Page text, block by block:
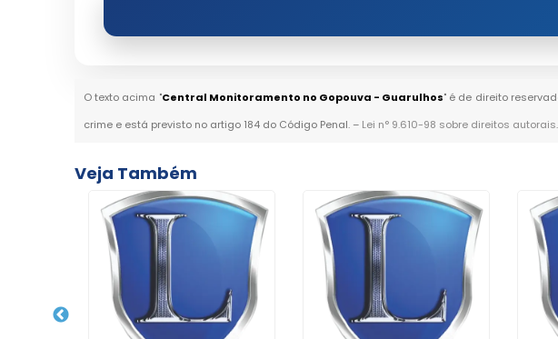
O texto acima "Central Monitoramento no Gopouva - Guarulhos" é de direito
crime e está previsto no artigo 184 do Código Penal. – Lei n° 9.610-98 sobre direitos autorais.
Veja Também